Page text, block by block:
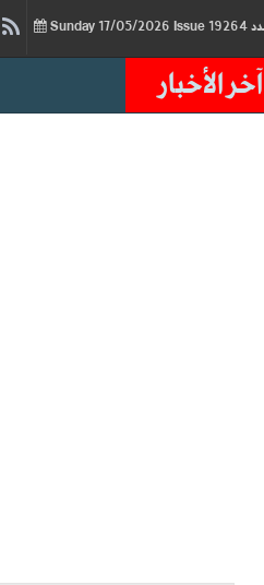
17/05/2026 Issue
آخر الأخبار